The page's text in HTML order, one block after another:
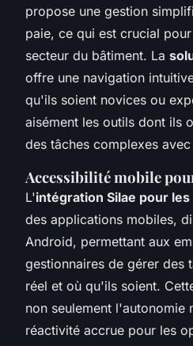
propose une gestion
paie, ce qui est crucial
secteur du bâtiment. La
offre une navigation
qu'ils soient novices ou
aisément les outils dont ils
des tâches complexes
Accessibilité mobile
L'intégration Silae pour
des applications mobiles,
Android, permettant aux
gestionnaires de gérer des
réel et où qu'ils soient.
non seulement l'autonomie
réactivité accrue pour les